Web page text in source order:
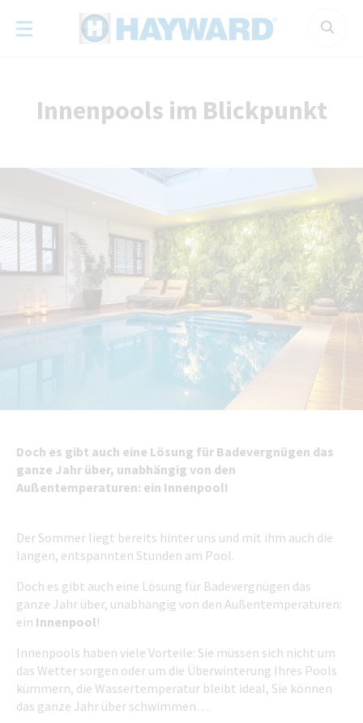
Innenpools im Blickpunkt
Doch es gibt auch eine Lösung für Badevergnügen das
ganze Jahr über, unabhängig von den
Außentemperaturen: ein Innenpool!
Der Sommer liegt bereits hinter uns und mit ihm auch die
langen, entspannten Stunden am Pool.
Doch es gibt auch eine Lösung für Badevergnügen das
ganze Jahr über, unabhängig von den Außentemperaturen:
ein Innenpool!
Innenpools haben viele Vorteile: Sie müssen sich nicht um
das Wetter sorgen oder um die Überwinterung Ihres Pools
kümmern, die Wassertemperatur bleibt ideal, Sie können
das ganze Jahr über schwimmen…